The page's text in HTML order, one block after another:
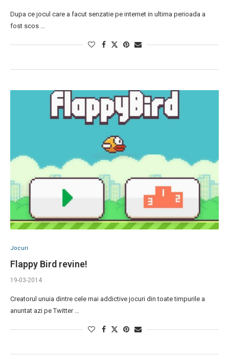
Dupa ce jocul care a facut senzatie pe internet in ultima perioada a
fost scos …
Jocuri
Flappy Bird revine!
19-03-2014
Creatorul unuia dintre cele mai addictive jocuri din toate timpurile a
anuntat azi pe Twitter …